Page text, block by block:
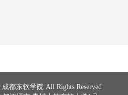
都东软学院 All Rights Reserved